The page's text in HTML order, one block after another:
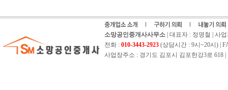
소망공인중개사사무소 | 대표자 : 정명철 | 사
전화 : 010-3443-2923 (상담시간 : 9시~20시) |
사업장주소 : 경기도 김포시 김포한강3로 618 |